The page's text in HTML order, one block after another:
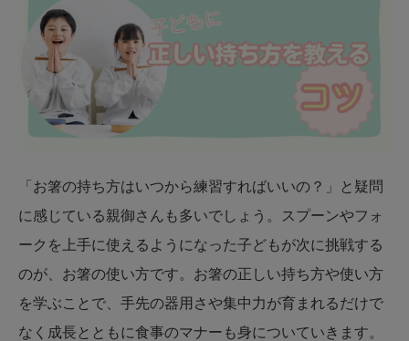
「お箸の持ち方はいつから練習すればいいの？」と疑問
に感じている親御さんも多いでしょう。スプーンやフォ
ークを上手に使えるようになった子どもが次に挑戦する
のが、お箸の使い方です。お箸の正しい持ち方や使い方
を学ぶことで、手先の器用さや集中力が育まれるだけで
なく成長とともに食事のマナーも身についていきます。